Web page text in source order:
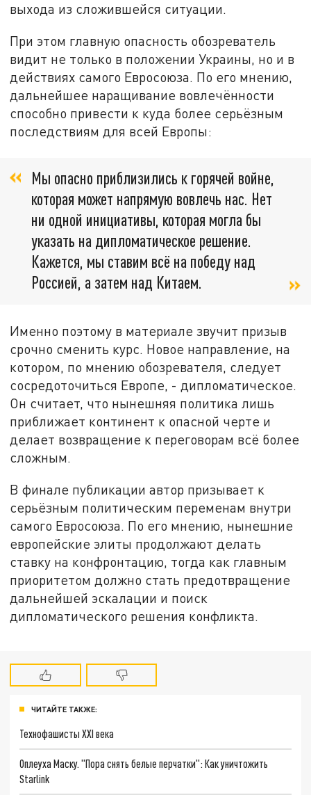
выхода из сложившейся ситуации.
При этом главную опасность обозреватель
видит не только в положении Украины, но и в
действиях самого Евросоюза. По его мнению,
дальнейшее наращивание вовлечённости
способно привести к куда более серьёзным
последствиям для всей Европы:
Мы опасно приблизились к горячей войне,
которая может напрямую вовлечь нас. Нет
ни одной инициативы, которая могла бы
указать на дипломатическое решение.
Кажется, мы ставим всё на победу над
Россией, а затем над Китаем.
Именно поэтому в материале звучит призыв
срочно сменить курс. Новое направление, на
котором, по мнению обозревателя, следует
сосредоточиться Европе, - дипломатическое.
Он считает, что нынешняя политика лишь
приближает континент к опасной черте и
делает возвращение к переговорам всё более
сложным.
В финале публикации автор призывает к
серьёзным политическим переменам внутри
самого Евросоюза. По его мнению, нынешние
европейские элиты продолжают делать
ставку на конфронтацию, тогда как главным
приоритетом должно стать предотвращение
дальнейшей эскалации и поиск
дипломатического решения конфликта.
ЧИТАЙТЕ ТАКЖЕ:
Технофашисты XXI века
Оплеуха Маску. "Пора снять белые перчатки": Как уничтожить
Starlink